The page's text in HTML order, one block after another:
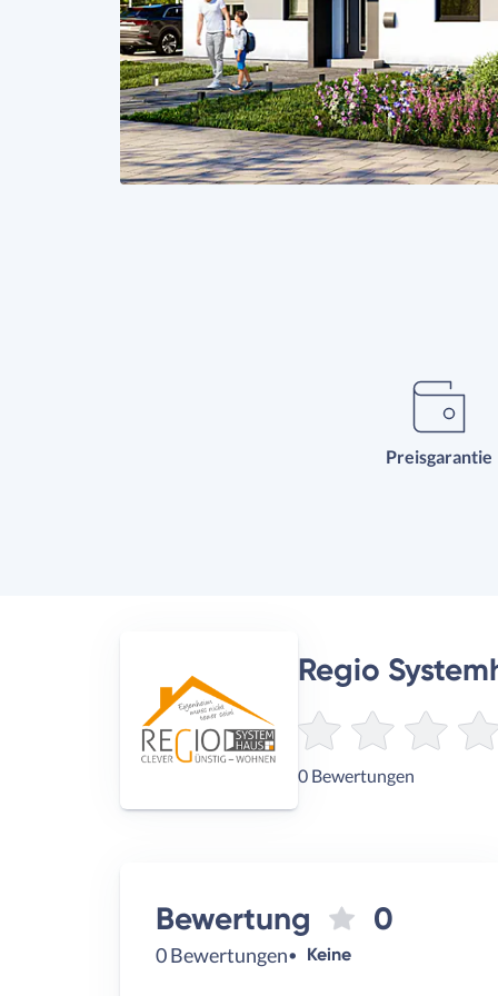
Preisgarantie
Regio
0 Bewertungen
Bewertung 0
0 Bewertungen Keine